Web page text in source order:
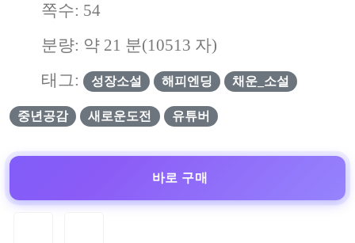
쪽수: 54
분량: 약 21 분(10513 자)
태그:
성장소설 해피엔딩 채운_소설
중년공감 새로운도전 유튜버
바로 구매